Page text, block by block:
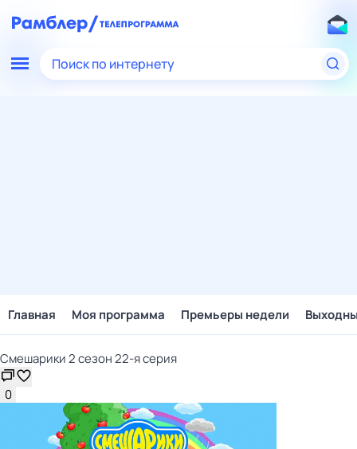
Поиск по интернету
Главная Моя программа Премьеры недели
Смешарики 2 сезон 22-я серия
0